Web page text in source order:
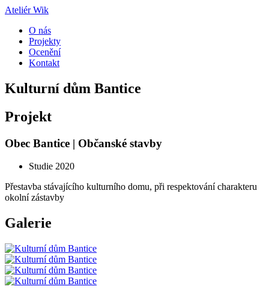
Ateliér Wik
O nás
Projekty
Ocenění
Kontakt
Kulturní dům Bantice
Projekt
Obec Bantice | Občanské stavby
Studie 2020
Přestavba stávajícího kulturního domu, při respektování charakteru
okolní zástavby
Galerie